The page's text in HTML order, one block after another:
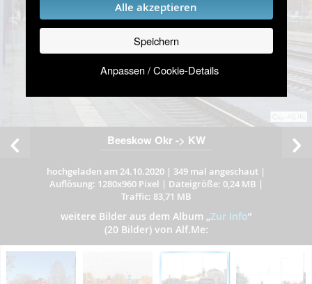
Alle akzeptieren
Speichern
Anpassen / Cookie-Details
Beeskow Okr -> KW
hochgeladen am 24.10.2020 | 349 mal angeschaut |
Auflösung: 1280x960 Pixel | Dateigröße: 0,24 MB |
Traffic: 83,71 MB
weitere Bilder aus dem Album „Zur Info”
(20 Bilder) von Alf.Me: